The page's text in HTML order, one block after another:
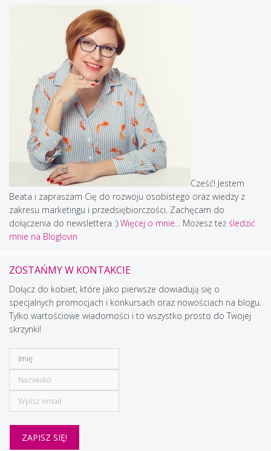
Cześć! Jestem
Beata i zapraszam Cię do rozwoju osobistego oraz wiedzy z
zakresu marketingu i przedsiębiorczości. Zachęcam do
dołączenia do newslettera :) Więcej o mnie... Możesz też śledzić
mnie na Bloglovin
ZOSTAŃMY W KONTAKCIE
Dołącz do kobiet, które jako pierwsze dowiadują się o
specjalnych promocjach i konkursach oraz nowościach na blogu.
Tylko wartościowe wiadomości i to wszystko prosto do Twojej
skrzynki!